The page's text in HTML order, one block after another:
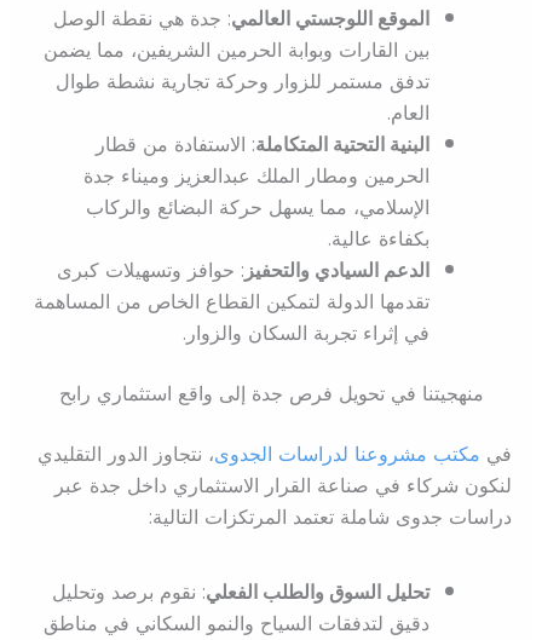
الموقع اللوجستي العالمي: جدة هي نقطة الوصل
بين القارات وبوابة الحرمين الشريفين، مما يضمن
تدفق مستمر للزوار وحركة تجارية نشطة طوال
العام.
البنية التحتية المتكاملة: الاستفادة من قطار
الحرمين ومطار الملك عبدالعزيز وميناء جدة
الإسلامي، مما يسهل حركة البضائع والركاب
بكفاءة عالية.
الدعم السيادي والتحفيز: حوافز وتسهيلات كبرى
تقدمها الدولة لتمكين القطاع الخاص من المساهمة
في إثراء تجربة السكان والزوار.
منهجيتنا في تحويل فرص جدة إلى واقع استثماري رابح
في مكتب مشروعنا لدراسات الجدوى، نتجاوز الدور التقليدي
لنكون شركاء في صناعة القرار الاستثماري داخل جدة عبر
دراسات جدوى شاملة تعتمد المرتكزات التالية:
تحليل السوق والطلب الفعلي: نقوم برصد وتحليل
دقيق لتدفقات السياح والنمو السكاني في مناطق